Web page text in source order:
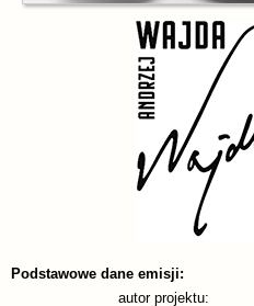
Podstawowe dane emisji:
autor projektu: